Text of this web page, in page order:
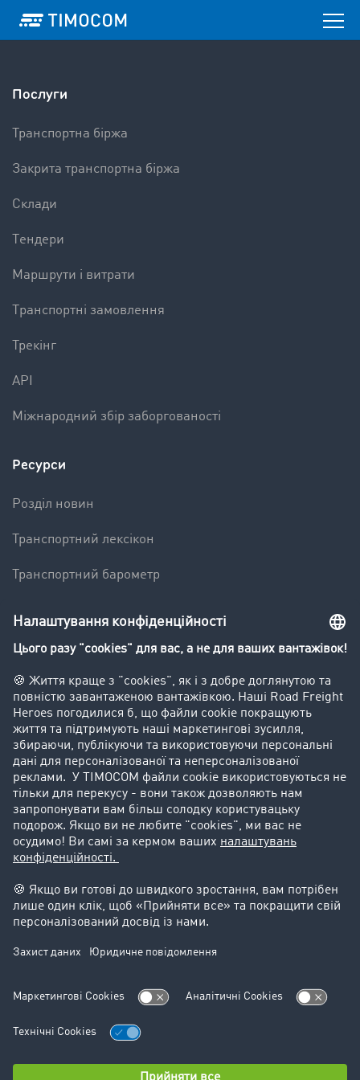
Послуги
Транспортна біржа
Закрита транспортна біржа
Склади
Tендери
Mаршрути і витрати
Tранспортні замовлення
Трекінг
API
Міжнародний збір заборгованості
Ресурси
Pозділ новин
Транспортний лексікон
Транспортний барометр
Компанія
Kлієнт вербує клієнта
Історії успіху
Goodies
Підтримка
Підтримка
Юридичний
Реквізити компанії
Загальні Умови Користування